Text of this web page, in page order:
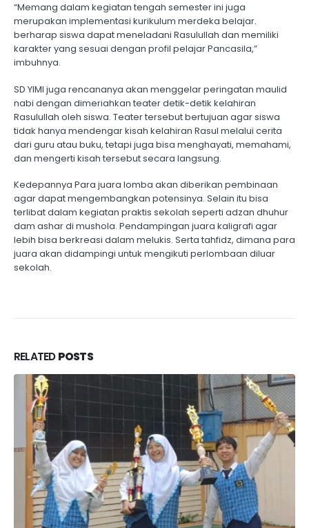
“Memang dalam kegiatan tengah semester ini juga
merupakan implementasi kurikulum merdeka belajar.
berharap siswa dapat meneladani Rasulullah dan memiliki
karakter yang sesuai dengan profil pelajar Pancasila,”
imbuhnya.
SD YIMI juga rencananya akan menggelar peringatan maulid
nabi dengan dimeriahkan teater detik-detik kelahiran
Rasulullah oleh siswa. Teater tersebut bertujuan agar siswa
tidak hanya mendengar kisah kelahiran Rasul melalui cerita
dari guru atau buku, tetapi juga bisa menghayati, memahami,
dan mengerti kisah tersebut secara langsung.
Kedepannya Para juara lomba akan diberikan pembinaan
agar dapat mengembangkan potensinya. Selain itu bisa
terlibat dalam kegiatan praktis sekolah seperti adzan dhuhur
dam ashar di mushola. Pendampingan juara kaligrafi agar
lebih bisa berkreasi dalam melukis. Serta tahfidz, dimana para
juara akan didampingi untuk mengikuti perlombaan diluar
sekolah.
RELATEDPOSTS